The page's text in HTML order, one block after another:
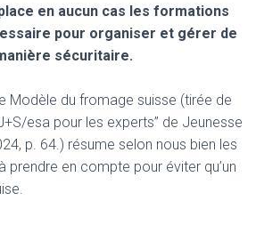
en aucun cas les formations
pour organiser et gérer de
sécuritaire.
Modèle du fromage suisse (tirée de
esa pour les experts” de Jeunesse
p. 64.) résume selon nous bien les
prendre en compte pour éviter qu’un